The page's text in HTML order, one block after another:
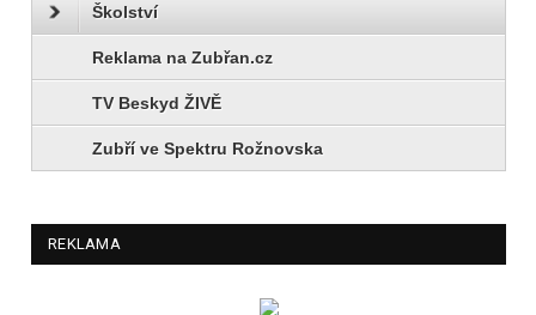
Školství
Reklama na Zubřan.cz
TV Beskyd ŽIVĚ
Zubří ve Spektru Rožnovska
REKLAMA